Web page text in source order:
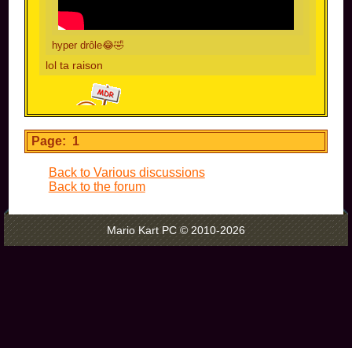
hyper drôle😂🤣
lol ta raison
Page: 1
Back to Various discussions
Back to the forum
Mario Kart PC © 2010-2026